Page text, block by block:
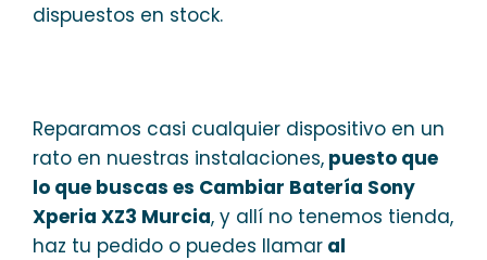
dispuestos en stock.
Reparamos casi cualquier dispositivo en un
rato en nuestras instalaciones, puesto que
lo que buscas es Cambiar Batería Sony
Xperia XZ3 Murcia, y allí no tenemos tienda,
haz tu pedido o puedes llamar al